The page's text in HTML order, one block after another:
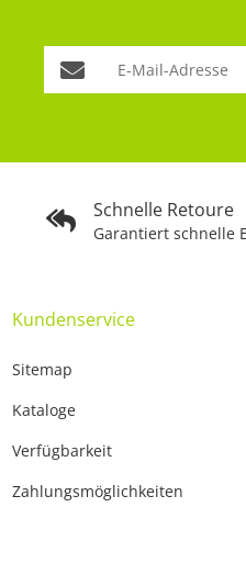
Schnelle Retoure
Garantiert schnelle
Kundenservice
Sitemap
Kataloge
Verfügbarkeit
Zahlungsmöglichkeiten